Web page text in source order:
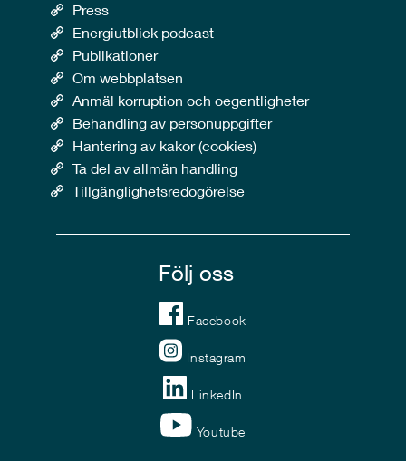
Press
Energiutblick podcast
Publikationer
Om webbplatsen
Anmäl korruption och oegentligheter
Behandling av personuppgifter
Hantering av kakor (cookies)
Ta del av allmän handling
Tillgänglighetsredogörelse
Följ oss
Facebook
Instagram
LinkedIn
Youtube